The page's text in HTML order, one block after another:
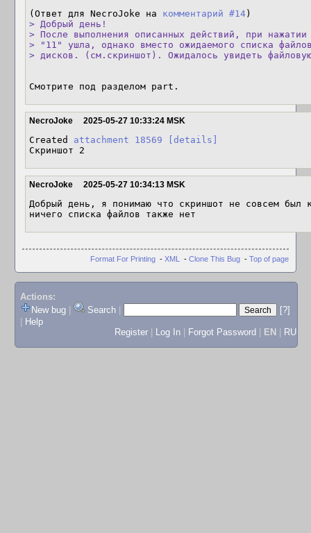
(Ответ для NecroJoke на комментарий #14
> Добрый день!
> После выполнения описанных действий, при
> "11" ушла, однако вместо ожидаемого списка
> дисков. (см.скриншот). Ожидалось увидеть
Смотрите под разделом part.
NecroJoke 2025-05-27 10:33:24 MSK
Created attachment 18569
[details]
Скриншот 2
NecroJoke 2025-05-27 10:34:13 MSK
Добрый день, я понимаю что скриншот не совсем был
ничего списка файлов также нет
Format For Printing - XML - Clone This Bug - Top of page
Actions:
New bug
Search
[?]
Help
Register
Log In Forgot Password EN RU